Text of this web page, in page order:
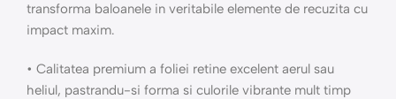
transforma baloanele in veritabile elemente de recuzita cu
impact maxim.
• Calitatea premium a foliei retine excelent aerul sau
heliul, pastrandu-si forma si culorile vibrante mult timp